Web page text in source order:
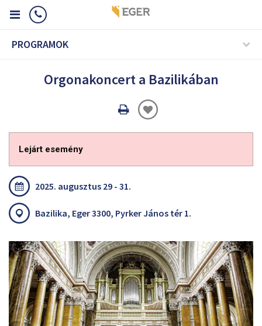
PROGRAMOK
Orgonakoncert a Bazilikában
Oldal
Lejárt esemény
2025. augusztus 29 - 31.
Bazilika, Eger 3300, Pyrker János tér 1.